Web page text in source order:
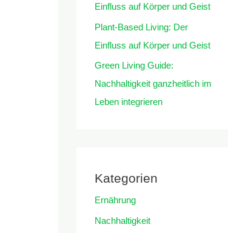
Einfluss auf Körper und Geist
Plant-Based Living: Der
Einfluss auf Körper und Geist
Green Living Guide:
Nachhaltigkeit ganzheitlich im
Leben integrieren
Kategorien
Ernährung
Nachhaltigkeit